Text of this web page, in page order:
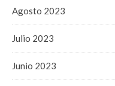
Agosto 2023
Julio 2023
Junio 2023